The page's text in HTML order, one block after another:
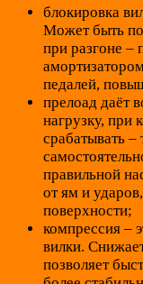
блокировка
Может быть
при разгоне –
педалей,
прелоад даёт
нагрузку, при
срабатывать –
правильной
от ям и
поверхности;
компрессия –
вилки.
позволяет